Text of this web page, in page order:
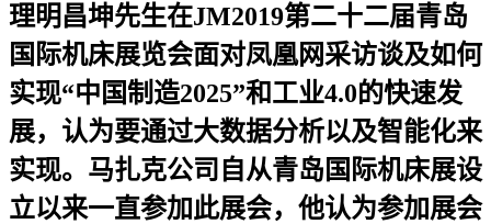
理明昌坤先生在JM2019第二十二届青岛
国际机床展览会面对凤凰网采访谈及如何
实现“中国制造2025”和工业4.0的快速发
展，认为要通过大数据分析以及智能化来
实现。马扎克公司自从青岛国际机床展设
立以来一直参加此展会，他认为参加展会